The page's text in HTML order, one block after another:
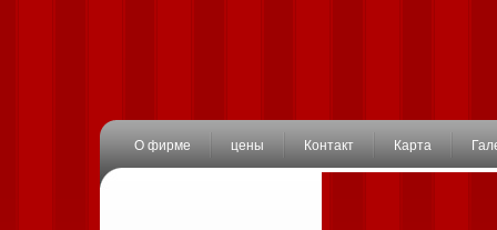
О фирме цены Контакт Карта